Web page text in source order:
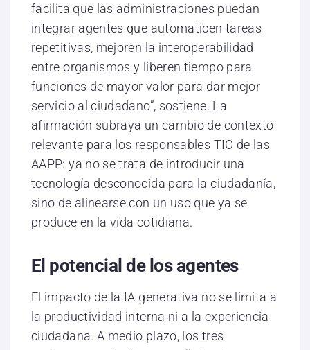
facilita que las administraciones puedan
integrar agentes que automaticen tareas
repetitivas, mejoren la interoperabilidad
entre organismos y liberen tiempo para
funciones de mayor valor para dar mejor
servicio al ciudadano”, sostiene. La
afirmación subraya un cambio de contexto
relevante para los responsables TIC de las
AAPP: ya no se trata de introducir una
tecnología desconocida para la ciudadanía,
sino de alinearse con un uso que ya se
produce en la vida cotidiana.
El potencial de los agentes
El impacto de la IA generativa no se limita a
la productividad interna ni a la experiencia
ciudadana. A medio plazo, los tres